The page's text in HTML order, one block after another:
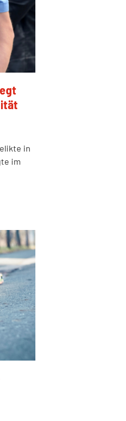
in
im